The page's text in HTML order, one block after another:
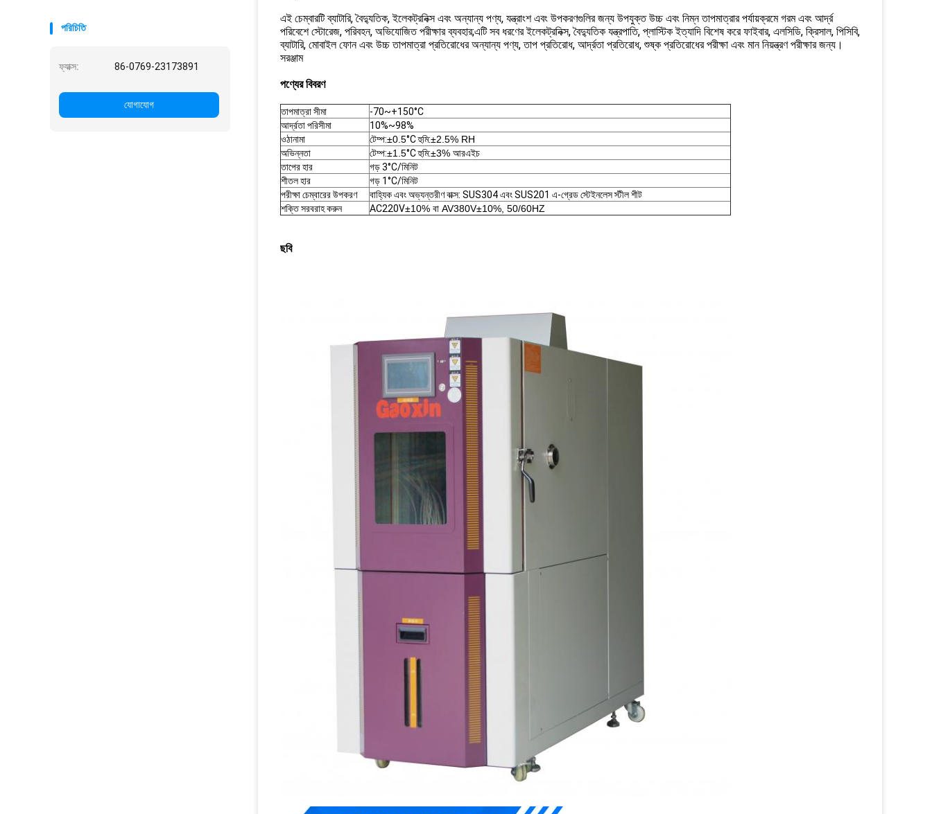
পরিচিতি
ফ্যাক্স: 86-0769-23173891
যোগাযোগ
এই চেম্বারটি ব্যাটারি, বৈদ্যুতিক, ইলেকট্রনিক্স এবং অন্যান্য পণ্য, যন্ত্রাংশ এবং উপকরণগুলির জন্য উপযুক্ত উচ্চ এবং নিম্ন তাপমাত্রার পর্যায়ক্রমে গরম এবং আর্দ্র
পরিবেশে স্টোরেজ, পরিবহন, অভিযোজিত পরীক্ষার ব্যবহার;এটি সব ধরণের ইলেকট্রনিক্স, বৈদ্যুতিক যন্ত্রপাতি, প্লাস্টিক ইত্যাদি বিশেষ করে ফাইবার, এলসিডি, ক্রিসাল, পিসিবি,
ব্যাটারি, মোবাইল ফোন এবং উচ্চ তাপমাত্রা প্রতিরোধের অন্যান্য পণ্য, তাপ প্রতিরোধ, আর্দ্রতা প্রতিরোধ, শুষ্ক প্রতিরোধের পরীক্ষা এবং মান নিয়ন্ত্রণ পরীক্ষার জন্য।
সরঞ্জাম
পণ্যের বিবরণ
তাপমাত্রা সীমা
-70~+150°C
আর্দ্রতা পরিসীমা
10%~98%
ওঠানামা
টেম্প:±0.5°C হুমি:±2.5% RH
অভিন্নতা
টেম্প:±1.5°C হুমি:±3% আরএইচ
তাপের হার
গড় 3°C/মিনিট
শীতল হার
গড় 1°C/মিনিট
পরীক্ষা চেম্বারের উপকরণ
বাহ্যিক এবং অভ্যন্তরীণ বাক্স: SUS304 এবং SUS201 এ-গ্রেড স্টেইনলেস স্টীল শীট
শক্তি সরবরাহ করুন
AC220V±10% বা AV380V±10%, 50/60HZ
ছবি